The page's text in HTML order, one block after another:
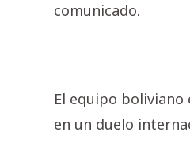
comunicado.
El equipo
en un duelo